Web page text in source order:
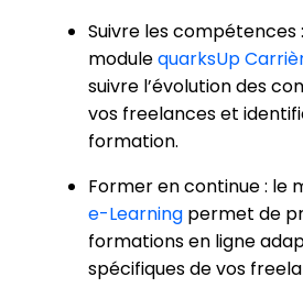
Suivre les compétences
modulequarksUp
suivre l’évolution des
vos freelances et
formation.
Former en continue : le
e-Learning permet de
formations en ligne
spécifiques de vos